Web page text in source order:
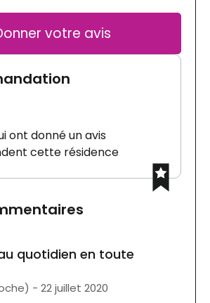
votre avis
ont donné un avis
cette résidence
quotidien en toute
- 22 juillet 2020